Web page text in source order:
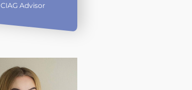
CIAG Advisor